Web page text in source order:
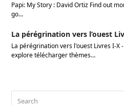
Papi: My Story : David Ortiz Find out
go…
La pérégrination vers l’ouest
La pérégrination vers l'ouest Livres I-X
explore télécharger thèmes…